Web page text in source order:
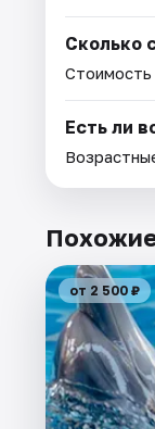
Сколько
Стоимость
Есть ли
от 2 500 ₽